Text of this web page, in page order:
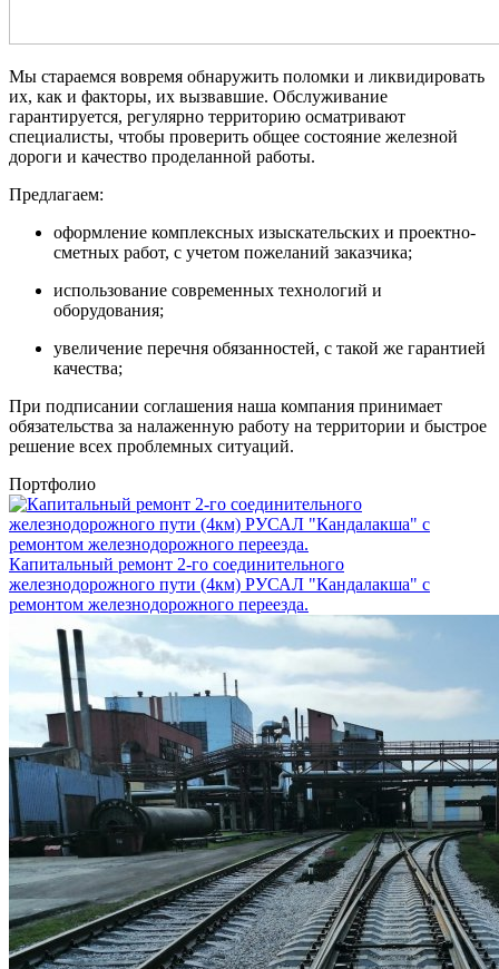
Мы стараемся вовремя обнаружить поломки и ликвидировать
их, как и факторы, их вызвавшие. Обслуживание
гарантируется, регулярно территорию осматривают
специалисты, чтобы проверить общее состояние железной
дороги и качество проделанной работы.
Предлагаем:
оформление комплексных изыскательских и проектно-
сметных работ, с учетом пожеланий заказчика;
использование современных технологий и
оборудования;
увеличение перечня обязанностей, с такой же гарантией
качества;
При подписании соглашения наша компания принимает
обязательства за налаженную работу на территории и быстрое
решение всех проблемных ситуаций.
Портфолио
Капитальный ремонт 2-го соединительного
железнодорожного пути (4км) РУСАЛ "Кандалакша" с
ремонтом железнодорожного переезда.